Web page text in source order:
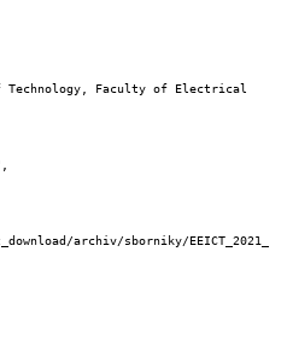
archiv/sborniky/EEICT_2021_